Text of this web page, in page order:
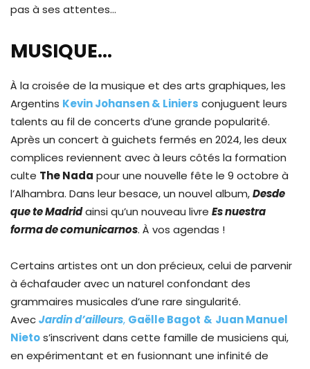
pas à ses attentes…
MUSIQUE…
À la croisée de la musique et des arts graphiques, les
Argentins Kevin Johansen & Liniers conjuguent leurs
talents au fil de concerts d’une grande popularité.
Après un concert à guichets fermés en 2024, les deux
complices reviennent avec à leurs côtés la formation
culte The Nada pour une nouvelle fête le 9 octobre à
l’Alhambra. Dans leur besace, un nouvel album,Desde
que te Madridainsi qu’un nouveau livre Es nuestra
forma de comunicarnos. À vos agendas !
Certains artistes ont un don précieux, celui de parvenir
à échafauder avec un naturel confondant des
grammaires musicales d’une rare singularité.
AvecJardin d’ailleurs, Gaëlle Bagot & Juan Manuel
Nietos’inscrivent dans cette famille de musiciens qui,
en expérimentant et en fusionnant une infinité de